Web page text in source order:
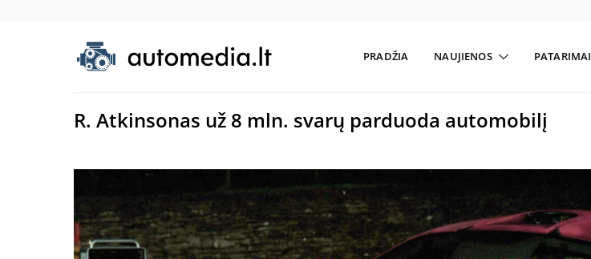
PRADŽIA NAUJIENOS PATARIMAI
R. Atkinsonas už 8 mln. svarų parduoda automobilį